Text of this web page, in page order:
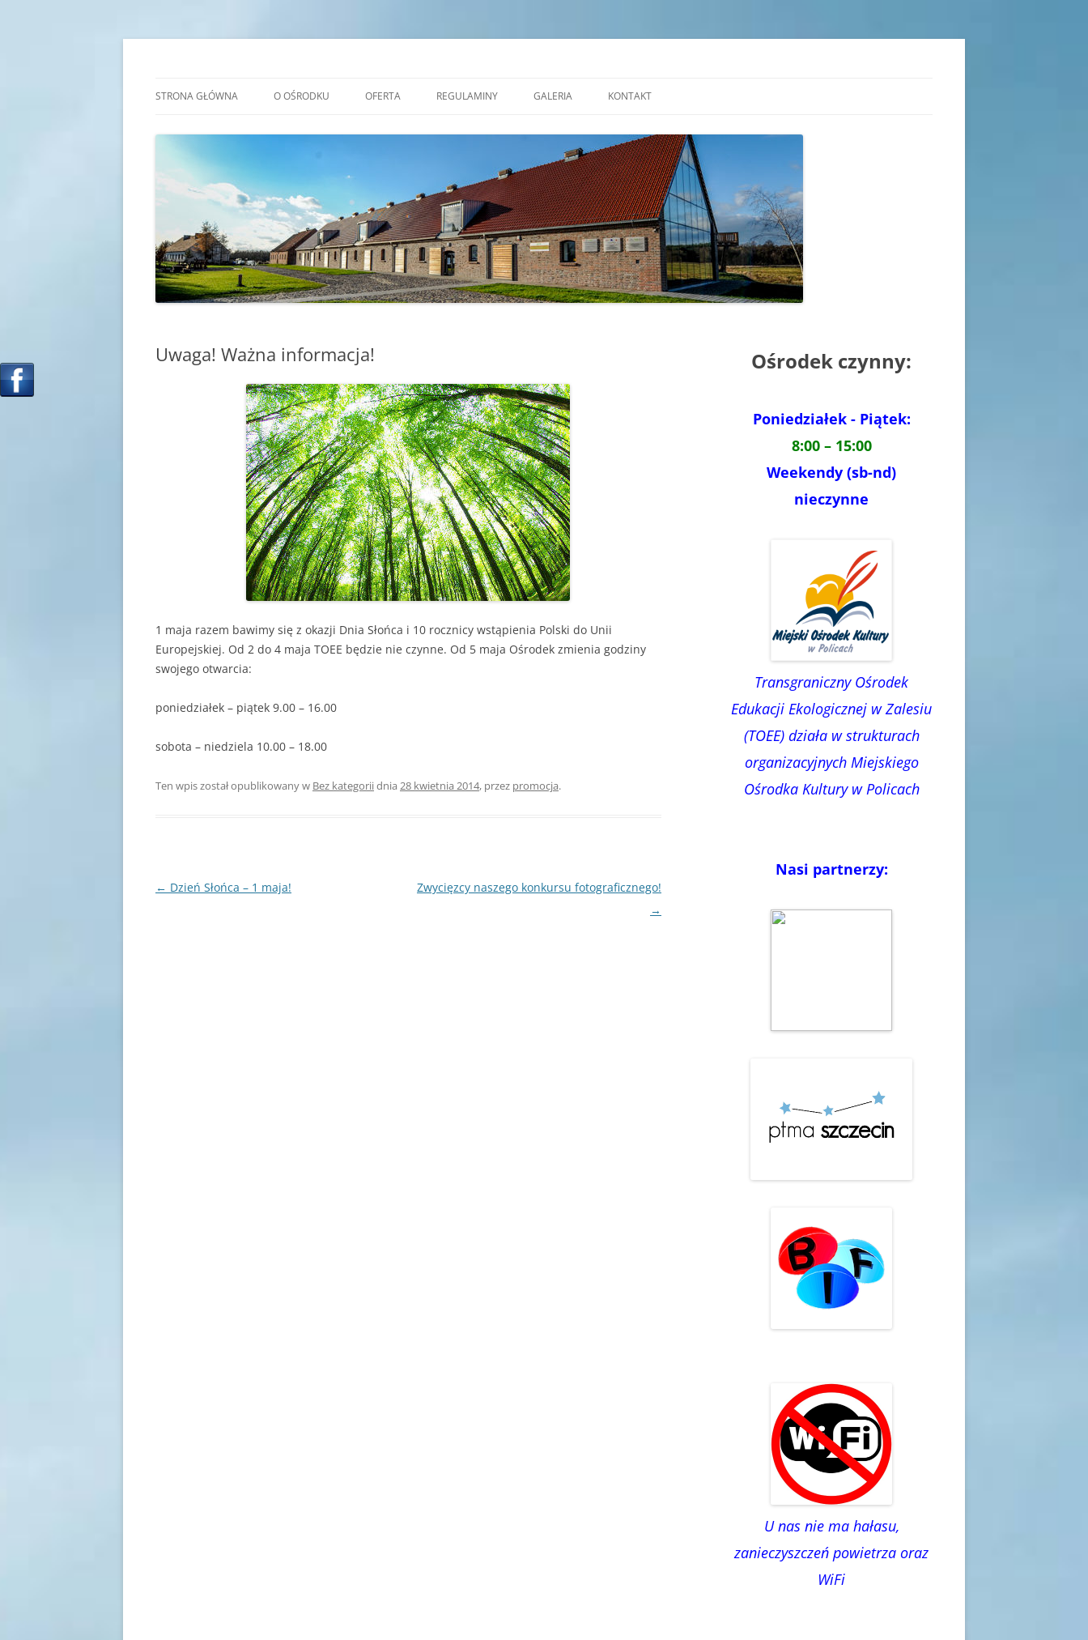
Przejdź
STRONA GŁÓWNA O OŚRODKU
KADRA
SALE EDUKACYJNE ALEJA NAUKI
SALA EKOSYSTEMÓW
SALA ZJAWISK ATMOSFERYCZNYCH
OGRÓD DYDAKTYCZNY
ZAJĘCIA TERENOWE
OFERTA
PRACOWNIA CERAMICZNA
REZERWAT FORMY
REGULAMINY
REGULAMIN POBYTU GRUP W
TRANSGRANICZNYM OŚRODKU
EDUKACJI EKOLOGICZNEJ W
ZALESIU
GALERIA KONTAKT
Uwaga! Ważna informacja!
1 maja razem bawimy się z okazji Dnia Słońca i 10 rocznicy wstąpienia Polski do Unii
Europejskiej. Od 2 do 4 maja TOEE będzie nie czynne. Od 5 maja Ośrodek zmienia godziny
swojego otwarcia:
poniedziałek – piątek 9.00 – 16.00
sobota – niedziela 10.00 – 18.00
Ten wpis został opublikowany w Bez kategoriidnia 28 kwietnia 2014, przez promocja.
Nawigacja
← Dzień Słońca – 1 maja!
Zwycięzcy naszego konkursu fotograficznego!
→
Ośrodek czynny:
Poniedziałek - Piątek:
8:00 – 15:00
Weekendy (sb-nd)
nieczynne
Transgraniczny Ośrodek
Edukacji Ekologicznej w Zalesiu
(TOEE) działa w strukturach
organizacyjnych Miejskiego
Ośrodka Kultury w Policach
Nasi partnerzy:
U nas nie ma hałasu,
zanieczyszczeń powietrza oraz
WiFi